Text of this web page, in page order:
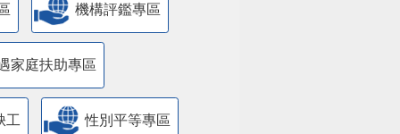
機構評鑑專區
家庭扶助專區
工 性別平等專區